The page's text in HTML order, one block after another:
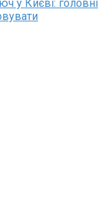
у Києві: головні